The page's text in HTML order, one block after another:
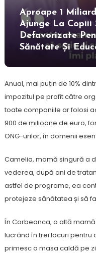
Aproape 1
Ajunge La Copiii
Defavorizate
Sănătate Și
Anual, mai puțin de 10%
impozitul pe profit către
toate companiile ar folosi
900 de milioane de euro,
ONG-urilor, în domenii
Camelia, mamă singură a
vederea, după ani de
astfel de programe, ea
protejeze sănătatea și să
În Corbeanca, o altă
lucrând în trei locuri pentru
primesc o masa caldă pe